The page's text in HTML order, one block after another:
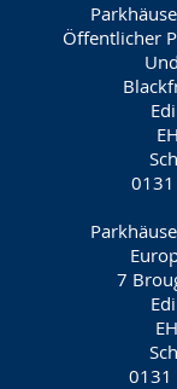
Öffentlicher
7
0131